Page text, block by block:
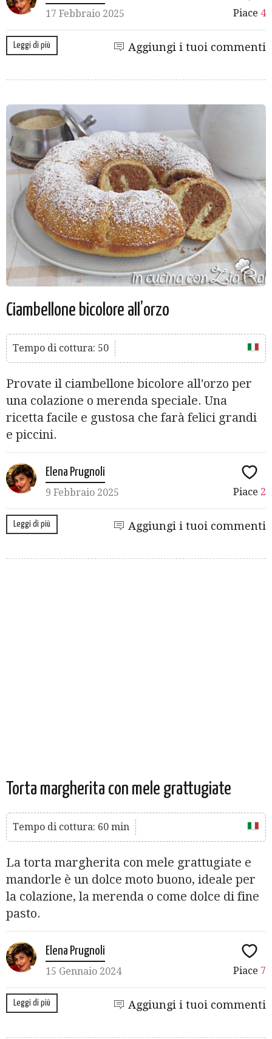
17 Febbraio 2025 Piace 4
Leggi di più Aggiungi i tuoi commenti
Ciambellone bicolore all’orzo
Tempo di cottura: 50
Provate il ciambellone bicolore all'orzo per
una colazione o merenda speciale. Una
ricetta facile e gustosa che farà felici grandi
e piccini.
Elena Prugnoli
9 Febbraio 2025 Piace 2
Leggi di più Aggiungi i tuoi commenti
Torta margherita con mele grattugiate
Tempo di cottura: 60 min
La torta margherita con mele grattugiate e
mandorle è un dolce moto buono, ideale per
la colazione, la merenda o come dolce di fine
pasto.
Elena Prugnoli
15 Gennaio 2024 Piace 7
Leggi di più Aggiungi i tuoi commenti